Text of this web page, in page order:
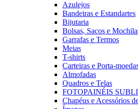
Azulejos
Bandeiras e Estandartes
Bijutaria
Bolsas, Sacos e
Garrafas e Termos
Meias
T-shirts
Carteiras e Porta-
Almofadas
Quadros e Telas
FOTOPAINÉIS
Chapéus e Acessórios